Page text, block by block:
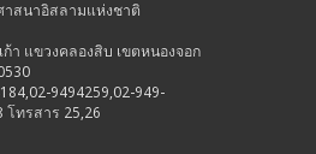
าสนาอิสลามแห่งชาติ
า แขวงคลองสิบ เขตหนองจอก
9494259,02-949-
โทรสาร 25,26